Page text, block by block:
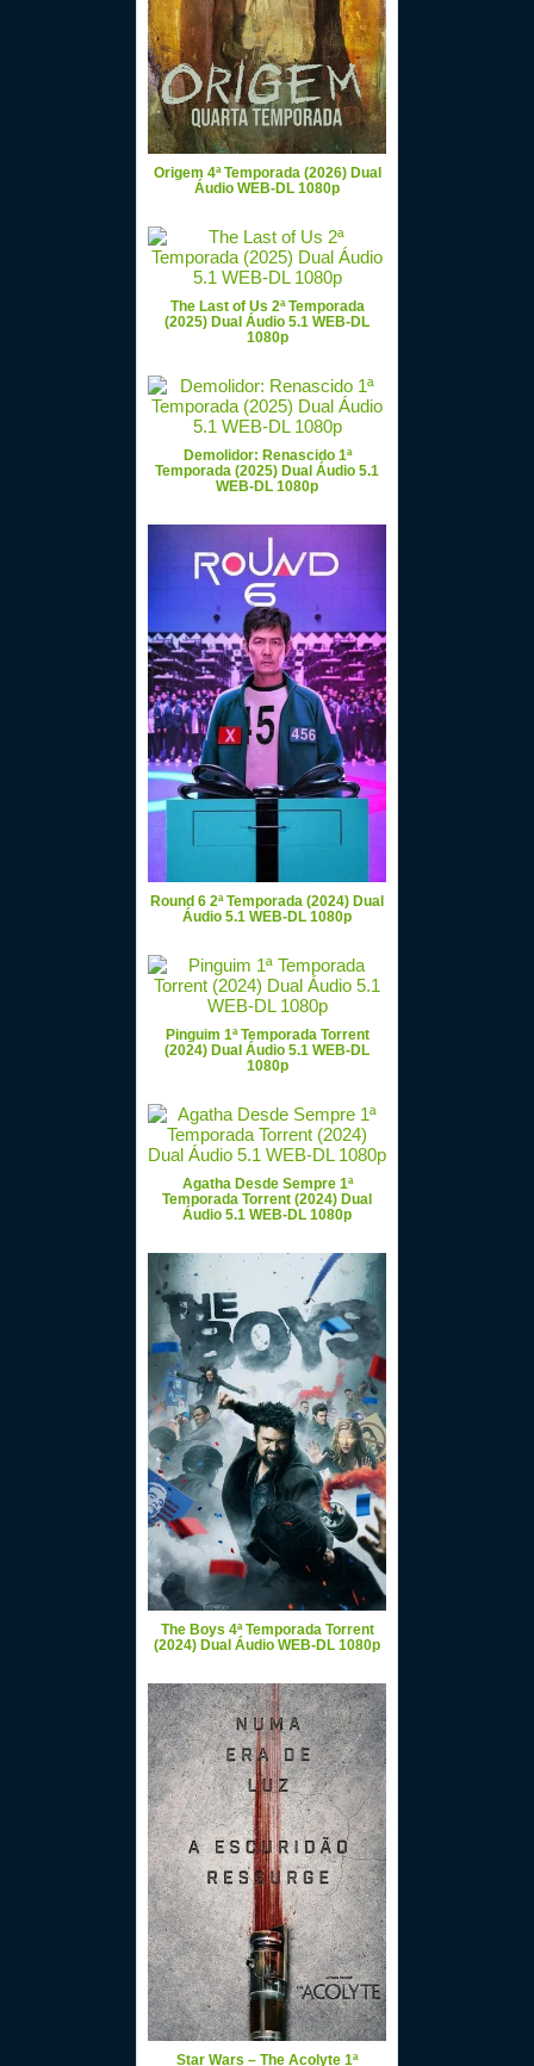
Origem 4ª Temporada (2026) Dual
Áudio WEB-DL 1080p
The Last of Us 2ª Temporada
(2025) Dual Áudio 5.1 WEB-DL
1080p
Demolidor: Renascido 1ª
Temporada (2025) Dual Áudio 5.1
WEB-DL 1080p
Round 6 2ª Temporada (2024) Dual
Áudio 5.1 WEB-DL 1080p
Pinguim 1ª Temporada Torrent
(2024) Dual Áudio 5.1 WEB-DL
1080p
Agatha Desde Sempre 1ª
Temporada Torrent (2024) Dual
Áudio 5.1 WEB-DL 1080p
The Boys 4ª Temporada Torrent
(2024) Dual Áudio WEB-DL 1080p
Star Wars – The Acolyte 1ª